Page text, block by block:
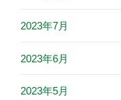
2023年7月
2023年6月
2023年5月